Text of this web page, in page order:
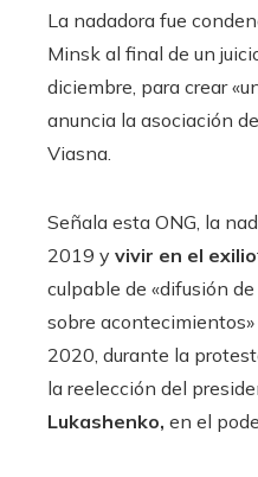
La nadadora fue
Minsk al final de un
diciembre, para crear
anuncia la asociación
Viasna.
Señala esta ONG, la
2019 y vivir en el exilio
culpable de «difusión
sobre
2020, durante la
la reelección del
Lukashenko, en el